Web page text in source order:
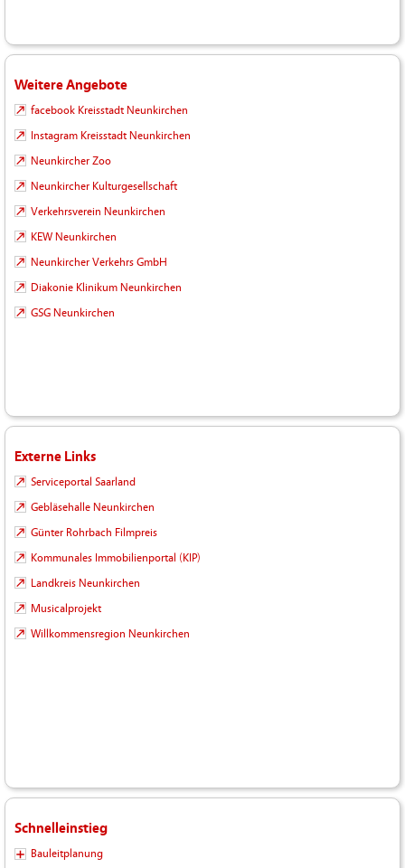
Weitere Angebote
facebook Kreisstadt Neunkirchen
Instagram Kreisstadt Neunkirchen
Neunkircher Zoo
Neunkircher Kulturgesellschaft
Verkehrsverein Neunkirchen
KEW Neunkirchen
Neunkircher Verkehrs GmbH
Diakonie Klinikum Neunkirchen
GSG Neunkirchen
Externe Links
Serviceportal Saarland
Gebläsehalle Neunkirchen
Günter Rohrbach Filmpreis
Kommunales Immobilienportal (KIP)
Landkreis Neunkirchen
Musicalprojekt
Willkommensregion Neunkirchen
Schnelleinstieg
Bauleitplanung